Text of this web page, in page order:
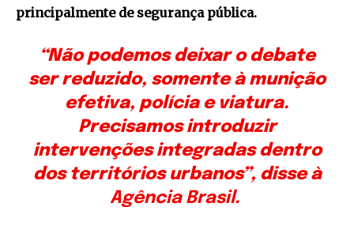
principalmente de segurança pública.
“Não podemos deixar o debate
ser reduzido, somente à munição
efetiva, polícia e viatura.
Precisamos introduzir
intervenções integradas dentro
dos territórios urbanos”, disse à
Agência Brasil.